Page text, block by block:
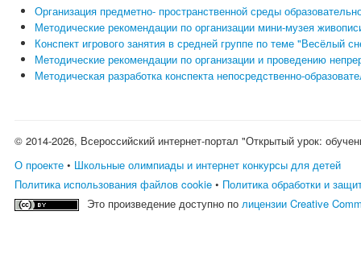
Организация предметно- пространственной среды
Методические рекомендации по организации мини-музея
Конспект игрового занятия в средней группе по теме "Весёлый
Методические рекомендации по организации и проведению
Методическая разработка конспекта непосредственно-
© 2014-2026, Всероссийский интернет-портал "Открытый урок:
О проекте• Школьные олимпиады и интернет конкурсы для детей
Политика использования файлов cookie• Политика обработки и
Это произведение доступно по лицензии Creative